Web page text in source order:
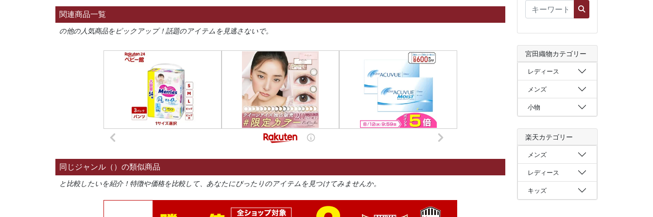
関連商品一覧
の他の人気商品をピックアップ！話題のアイテムを見逃さないで。
同じジャンル（）の類似商品
と比較したいを紹介！特徴や価格を比較して、あなたにぴったりのアイテムを見つけてみませんか。
宮田織物カテゴリー
レディース
メンズ
小物
楽天カテゴリー
メンズ
レディース
キッズ